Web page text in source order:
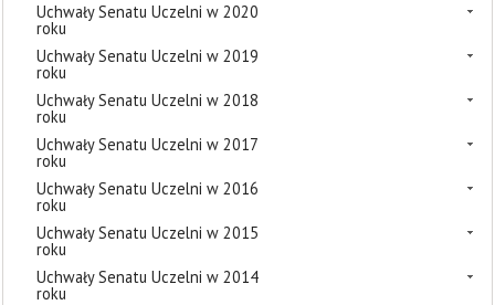
Uchwały Senatu Uczelni w 2020
roku
Uchwały Senatu Uczelni w 2019
roku
Uchwały Senatu Uczelni w 2018
roku
Uchwały Senatu Uczelni w 2017
roku
Uchwały Senatu Uczelni w 2016
roku
Uchwały Senatu Uczelni w 2015
roku
Uchwały Senatu Uczelni w 2014
roku